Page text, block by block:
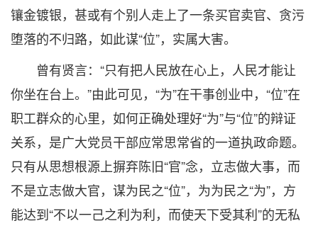
镶金镀银，甚或有个别人走上了一条买官卖官、贪污
堕落的不归路，如此谋“位”，实属大害。
曾有贤言：“只有把人民放在心上，人民才能让
你坐在台上。”由此可见，“为”在干事创业中，“位”在
职工群众的心里，如何正确处理好“为”与“位”的辩证
关系，是广大党员干部应常思常省的一道执政命题。
只有从思想根源上摒弃陈旧“官”念，立志做大事，而
不是立志做大官，谋为民之“位”，为为民之“为”，方
能达到“不以一己之利为利，而使天下受其利”的无私